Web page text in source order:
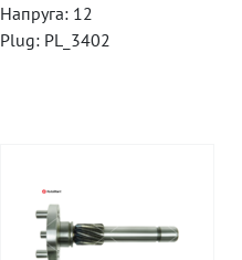
Напруга: 12
Plug: PL_3402